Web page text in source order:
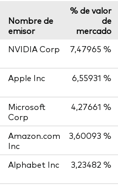
Nombre de
emisor
% de valor
de
mercado
NVIDIA Corp
7,47965 %
Apple Inc 6,55931 %
Microsoft
Corp
4,27661 %
Amazon.com
Inc
3,60093 %
Alphabet Inc 3,23482 %